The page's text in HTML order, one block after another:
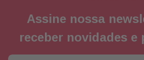
Assine nossa
receber novidades e